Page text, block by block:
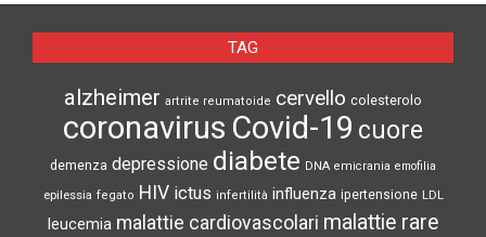
TAG
alzheimer artrite reumatoide cervello colesterolo
coronavirus Covid-19 cuore
demenza depressione diabete DNA emicrania emofilia
epilessia fegato HIV ictus infertilità influenza ipertensione LDL
leucemia malattie cardiovascolari malattie rare